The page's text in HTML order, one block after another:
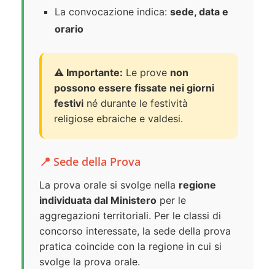
La convocazione indica: sede, data e
orario
⚠️ Importante: Le prove non
possono essere fissate nei giorni
festivi né durante le festività
religiose ebraiche e valdesi.
📍 Sede della Prova
La prova orale si svolge nella regione
individuata dal Ministero per le
aggregazioni territoriali. Per le classi di
concorso interessate, la sede della prova
pratica coincide con la regione in cui si
svolge la prova orale.